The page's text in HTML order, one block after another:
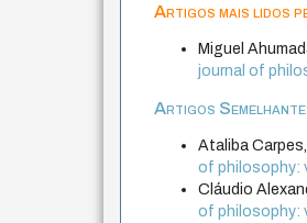
Artigos mais lidos
Miguel
journal of
Artigos
Ataliba Carpes,
of philosophy:
Cláudio
of philosophy: